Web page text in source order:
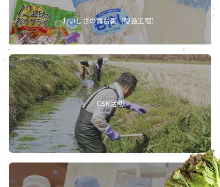
おいしさの舞台裏（製造工程）
CSR活動